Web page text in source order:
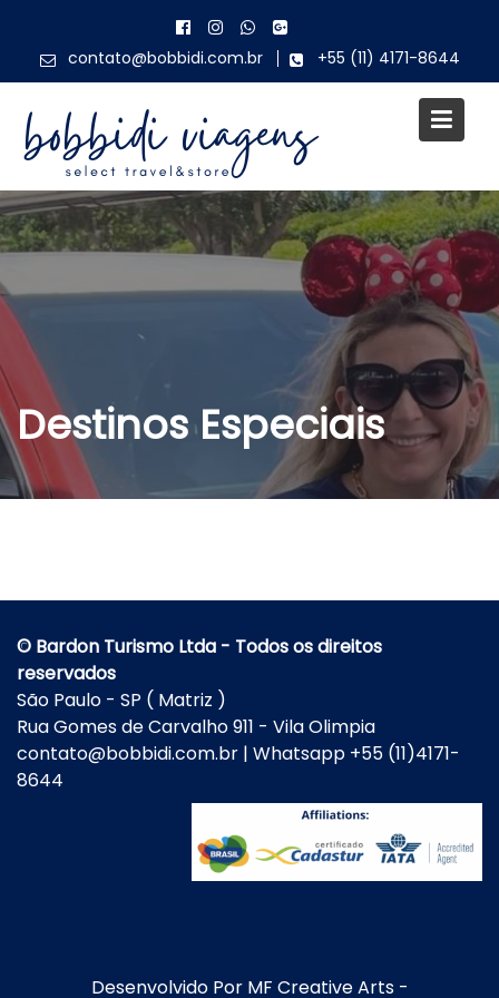
content contato@bobbidi.com.br +55 (11) 4171-8644
Destinos Especiais
© Bardon Turismo Ltda - Todos os direitos
reservados
São Paulo - SP ( Matriz )
Rua Gomes de Carvalho 911 - Vila Olimpia
contato@bobbidi.com.br | Whatsapp +55 (11)4171-
8644
Desenvolvido Por MF Creative Arts-